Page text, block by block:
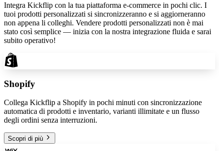
Integra Kickflip con la tua piattaforma e-commerce in pochi clic. I
tuoi prodotti personalizzati si sincronizzeranno e si aggiorneranno
non appena li colleghi. Vendere prodotti personalizzati non è mai
stato così semplice — inizia con la nostra integrazione fluida e sarai
subito operativo!
Shopify
Collega Kickflip a Shopify in pochi minuti con sincronizzazione
automatica di prodotti e inventario, varianti illimitate e un flusso
degli ordini senza interruzioni.
Scopri di più